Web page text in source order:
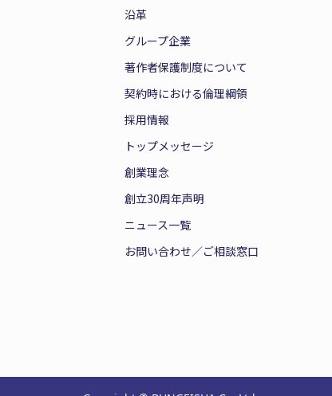
沿革
グループ企業
著作者保護制度について
契約時における倫理綱領
採用情報
トップメッセージ
創業理念
創立30周年声明
ニュース一覧
お問い合わせ／ご相談窓口